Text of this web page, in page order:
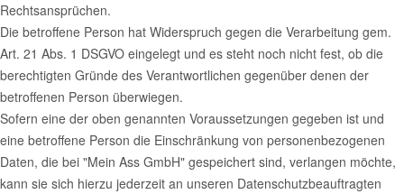
Rechtsansprüchen.
Die betroffene Person hat Widerspruch gegen die Verarbeitung gem.
Art. 21 Abs. 1 DSGVO eingelegt und es steht noch nicht fest, ob die
berechtigten Gründe des Verantwortlichen gegenüber denen der
betroffenen Person überwiegen.
Sofern eine der oben genannten Voraussetzungen gegeben ist und
eine betroffene Person die Einschränkung von personenbezogenen
Daten, die bei "Mein Ass GmbH" gespeichert sind, verlangen möchte,
kann sie sich hierzu jederzeit an unseren Datenschutzbeauftragten